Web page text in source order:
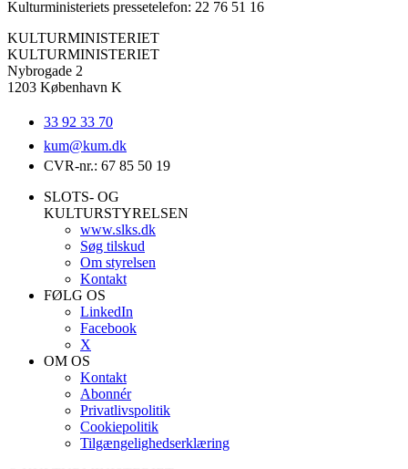
Kulturministeriets pressetelefon: 22 76 51 16
KULTURMINISTERIET
KULTURMINISTERIET
Nybrogade 2
1203 København K
33 92 33 70
kum@kum.dk
CVR-nr.: 67 85 50 19
SLOTS- OG
KULTURSTYRELSEN
www.slks.dk
Søg tilskud
Om styrelsen
Kontakt
FØLG OS
LinkedIn
Facebook
X
OM OS
Kontakt
Abonnér
Privatlivspolitik
Cookiepolitik
Tilgængelighedserklæring